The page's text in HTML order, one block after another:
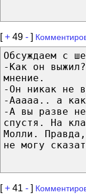
[+ 49 - ]
Обсуждаем с
-Как он
мнение.
-Он никак не
-Ааааа.. а как
-А вы разве
спустя. На
Молли.
не могу
[+ 41 - ]